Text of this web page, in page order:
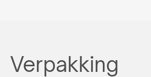
Verpakking